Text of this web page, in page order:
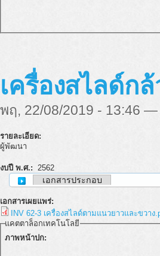
เครื่องสไลด์ก
พฤ, 22/08/2019 - 13:46 —
รายละเอียด:
ผู้พัฒนา
งบปี พ.ศ.: 2562
เอกสารประกอบ
เอกสารเผยแพร่:
INV 62-3 เครื่องสไลด์ตามแนวยาวและขวาง
แคตตาล็อกเทคโนโลยี
ภาพหน้าปก: